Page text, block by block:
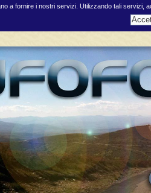
a fornire i nostri servizi. Utilizzando tali servizi,